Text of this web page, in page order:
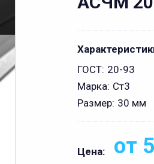
ГОСТ: 20-93
Марка: Ст3
Размер: 30 мм
Цена: от